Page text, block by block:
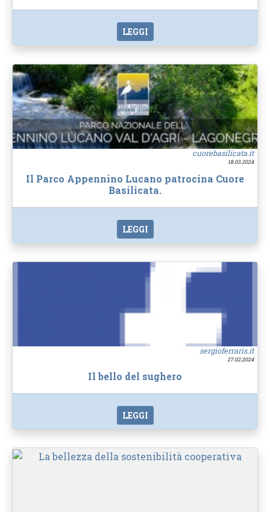
LEGGI
cuorebasilicata.it
18.03.2024
Il Parco Appennino Lucano patrocina Cuore
Basilicata.
LEGGI
sergioferraris.it
27.02.2024
Il bello del sughero
LEGGI